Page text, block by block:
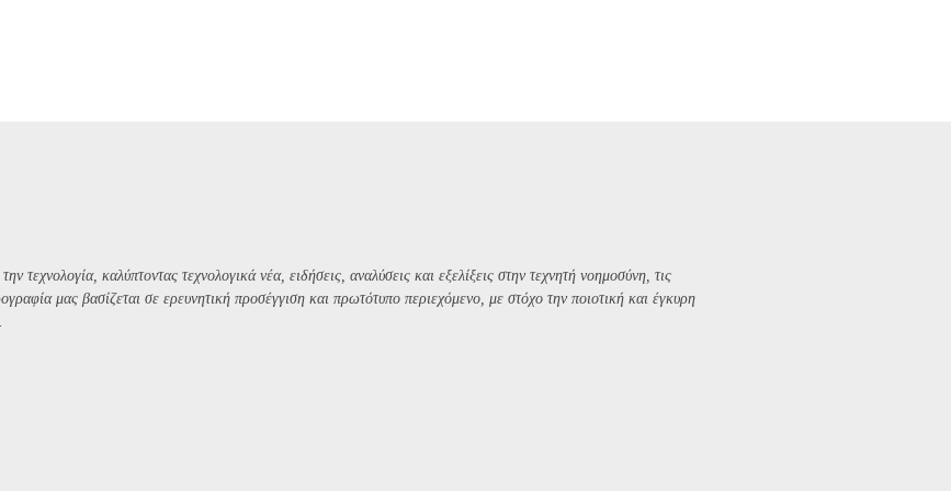
τεχνολογία, καλύπτοντας τεχνολογικά νέα, ειδήσεις, αναλύσεις και εξελίξεις στην τεχνητή νοημοσύνη, τις
μας βασίζεται σε ερευνητική προσέγγιση και πρωτότυπο περιεχόμενο, με στόχο την ποιοτική και έγκυρη